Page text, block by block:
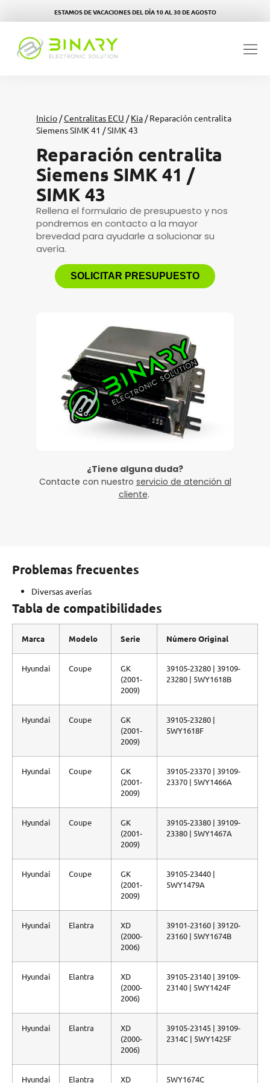
ESTAMOS DE VACACIONES DEL DÍA 10 AL 30 DE AGOSTO
Inicio /Centralitas ECU /Kia / Reparación centralita
Siemens SIMK 41 / SIMK 43
Reparación centralita
Siemens SIMK 41 /
SIMK 43
Rellena el formulario de presupuesto y nos
pondremos en contacto a la mayor
brevedad para ayudarle a solucionar su
avería.
SOLICITAR PRESUPUESTO
¿Tiene alguna duda?
Contacte con nuestro servicio de atención al
cliente.
Problemas frecuentes
Diversas averías
Tabla de compatibilidades
Marca Modelo Serie Número Original
Hyundai Coupe
GK
(2001-
2009)
39105-23280 | 39109-
23280 | 5WY1618B
Hyundai Coupe
GK
(2001-
2009)
39105-23280 |
5WY1618F
Hyundai Coupe
GK
(2001-
2009)
39105-23370 | 39109-
23370 | 5WY1466A
Hyundai Coupe
GK
(2001-
2009)
39105-23380 | 39109-
23380 | 5WY1467A
Hyundai Coupe
GK
(2001-
2009)
39105-23440 |
5WY1479A
Hyundai Elantra
XD
(2000-
2006)
39101-23160 | 39120-
23160 | 5WY1674B
Hyundai Elantra
XD
(2000-
2006)
39105-23140 | 39109-
23140 | 5WY1424F
Hyundai Elantra
XD
(2000-
2006)
39105-23145 | 39109-
2314C | 5WY1425F
Hyundai Elantra XD 5WY1674C